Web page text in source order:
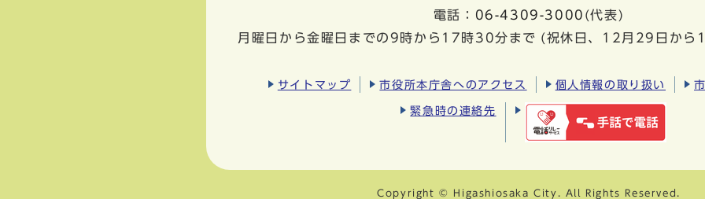
電話： 06-4309-3000 (代表)
月曜日から金曜日までの9時から17時30分まで (祝休日、12月29日から
サイトマップ 市役所本庁舎へのアクセス 個人情報の取り扱い
緊急時の連絡先
Copyright © Higashiosaka City. All Rights Reserved.